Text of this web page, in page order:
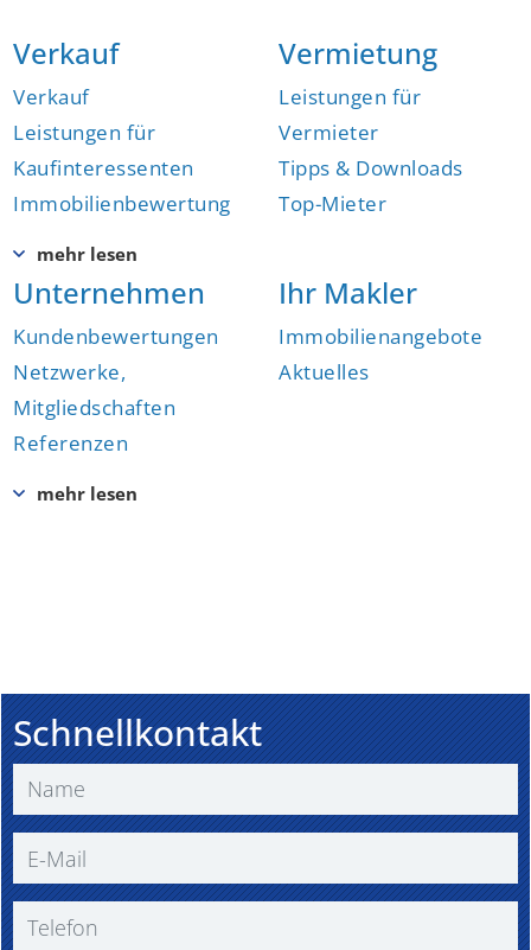
Verkauf
Verkauf
Leistungen für
Kaufinteressenten
Immobilienbewertung
Vermietung
Leistungen für
Vermieter
Tipps & Downloads
Top-Mieter
Unternehmen
Kundenbewertungen
Netzwerke,
Mitgliedschaften
Referenzen
Ihr Makler
Immobilienangebote
Aktuelles
Schnellkontakt